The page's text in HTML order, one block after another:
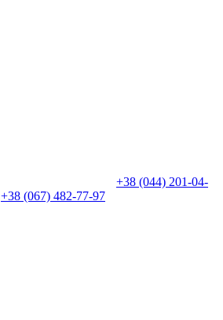
+38 (044) 201-04-
+38 (067) 482-77-97